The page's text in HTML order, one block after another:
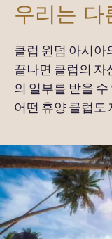
우리는 다
클럽 윈덤 아시
끝나면 클럽의 자
의 일부를 받을
어떤 휴양 클럽도